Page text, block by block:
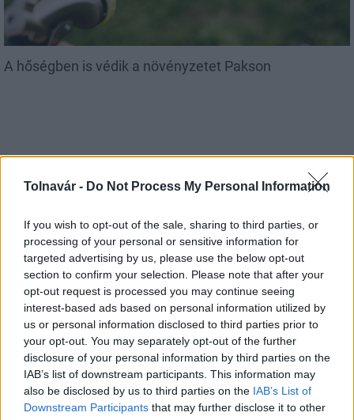
Tolnavár - Do Not Process My Personal Information
If you wish to opt-out of the sale, sharing to third parties, or
processing of your personal or sensitive information for
targeted advertising by us, please use the below opt-out
section to confirm your selection. Please note that after your
opt-out request is processed you may continue seeing
interest-based ads based on personal information utilized by
us or personal information disclosed to third parties prior to
your opt-out. You may separately opt-out of the further
disclosure of your personal information by third parties on the
IAB’s list of downstream participants. This information may
also be disclosed by us to third parties on the IAB’s List of
Downstream Participants that may further disclose it to other
A hőségben is védik a növényzetet Pakson
Idén is PajTáska, egy táskányi segítség a paksi
iskolakezdéshez